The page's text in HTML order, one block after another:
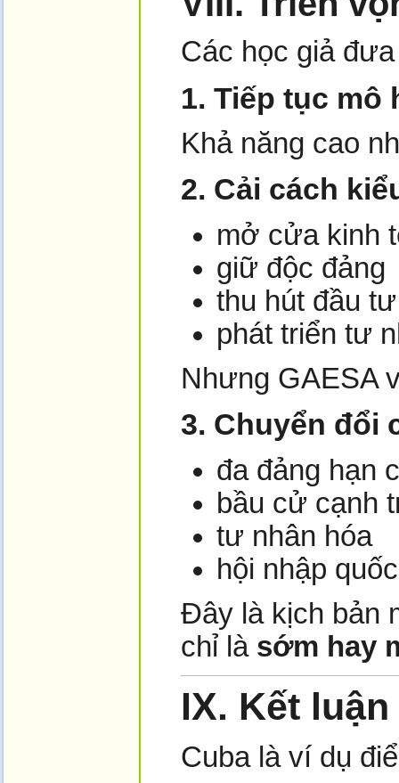
Các học giả
1. Tiếp tục mô
Khả năng cao
2. Cải cách
mở cửa kinh
giữ độc đảng
thu hút đầu tư
phát triển tư
Nhưng GAESA
3. Chuyển đổi
đa đảng hạn
bầu cử cạnh
tư nhân hóa
hội nhập
Đây là kịch bản
chỉ là sớm hay
IX. Kết
Cuba là ví dụ